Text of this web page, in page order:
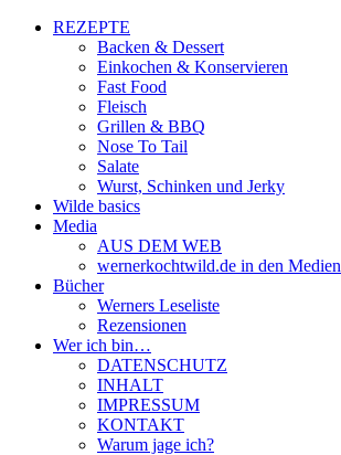
REZEPTE
Backen & Dessert
Einkochen & Konservieren
Fast Food
Fleisch
Grillen & BBQ
Nose To Tail
Salate
Wurst, Schinken und Jerky
Wilde basics
Media
AUS DEM WEB
wernerkochtwild.de in den Medien
Bücher
Werners Leseliste
Rezensionen
Wer ich bin…
DATENSCHUTZ
INHALT
IMPRESSUM
KONTAKT
Warum jage ich?